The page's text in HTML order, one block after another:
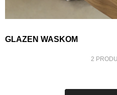
GLAZEN WASKOM
2